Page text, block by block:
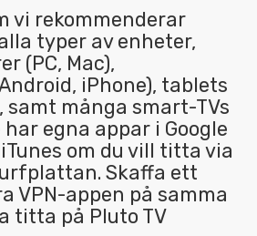
vi rekommenderar
typer av enheter,
(PC, Mac),
iPhone), tablets
samt många smart-TVs
egna appar i Google
om du vill titta via
Skaffa ett
VPN-appen på samma
titta på Pluto TV